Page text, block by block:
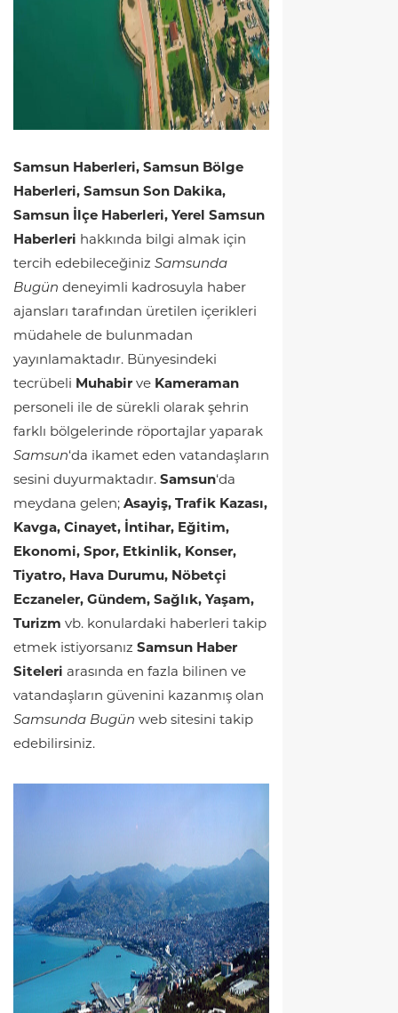
Samsun Haberleri, Samsun Bölge
Haberleri, Samsun Son Dakika,
Samsun İlçe Haberleri, Yerel Samsun
Haberleri hakkında bilgi almak için
tercih edebileceğiniz Samsunda
Bugün deneyimli kadrosuyla haber
ajansları tarafından üretilen içerikleri
müdahele de bulunmadan
yayınlamaktadır. Bünyesindeki
tecrübeli Muhabir ve Kameraman
personeli ile de sürekli olarak şehrin
farklı bölgelerinde röportajlar yaparak
Samsun‘da ikamet eden vatandaşların
sesini duyurmaktadır. Samsun‘da
meydana gelen; Asayiş, Trafik Kazası,
Kavga, Cinayet, İntihar, Eğitim,
Ekonomi, Spor, Etkinlik, Konser,
Tiyatro, Hava Durumu, Nöbetçi
Eczaneler, Gündem, Sağlık, Yaşam,
Turizm vb. konulardaki haberleri takip
etmek istiyorsanız Samsun Haber
Siteleri arasında en fazla bilinen ve
vatandaşların güvenini kazanmış olan
Samsunda Bugün web sitesini takip
edebilirsiniz.